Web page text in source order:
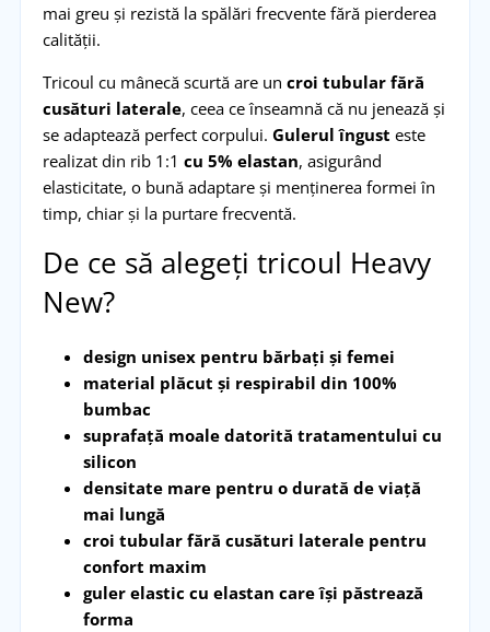
mai greu și rezistă la spălări frecvente fără pierderea
calității.
Tricoul cu mânecă scurtă are un croi tubular fără
cusături laterale, ceea ce înseamnă că nu jenează și
se adaptează perfect corpului. Gulerul îngust este
realizat din rib 1:1 cu 5% elastan, asigurând
elasticitate, o bună adaptare și menținerea formei în
timp, chiar și la purtare frecventă.
De ce să alegeți tricoul Heavy
New?
design unisex pentru bărbați și femei
material plăcut și respirabil din 100%
bumbac
suprafață moale datorită tratamentului cu
silicon
densitate mare pentru o durată de viață
mai lungă
croi tubular fără cusături laterale pentru
confort maxim
guler elastic cu elastan care își păstrează
forma